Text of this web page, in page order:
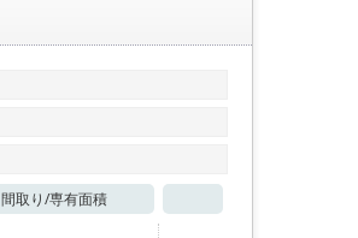
間取り/専有面積